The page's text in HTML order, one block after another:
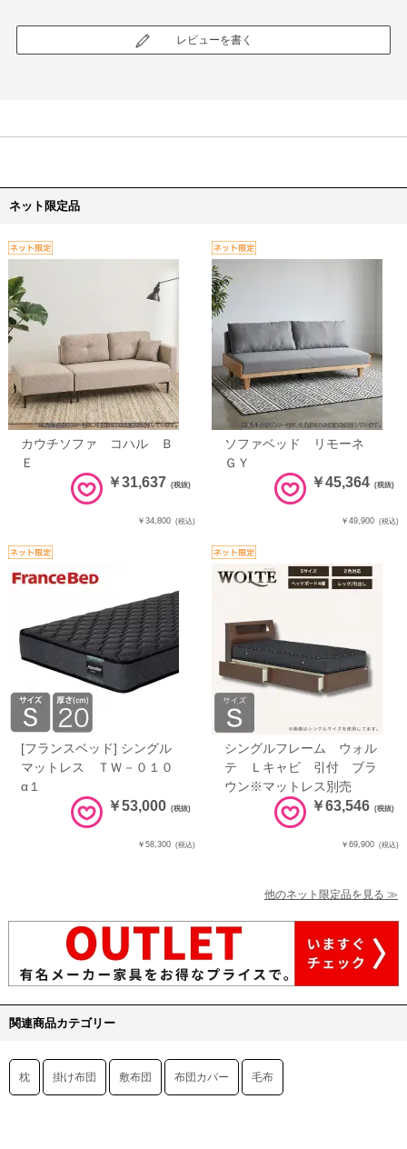
レビューを書く
ネット限定品
カウチソファ コハル Ｂ
Ｅ
￥31,637 (税抜)
￥34,800 (税込)
ソファベッド リモーネ
ＧＹ
￥45,364 (税抜)
￥49,900 (税込)
[フランスベッド] シングル
マットレス ＴＷ－０１０
α１
￥53,000 (税抜)
￥58,300 (税込)
シングルフレーム ウォル
テ Ｌキャビ 引付 ブラ
ウン※マットレス別売
￥63,546 (税抜)
￥69,900 (税込)
他のネット限定品を見る ≫
関連商品カテゴリー
枕 掛け布団 敷布団 布団カバー 毛布